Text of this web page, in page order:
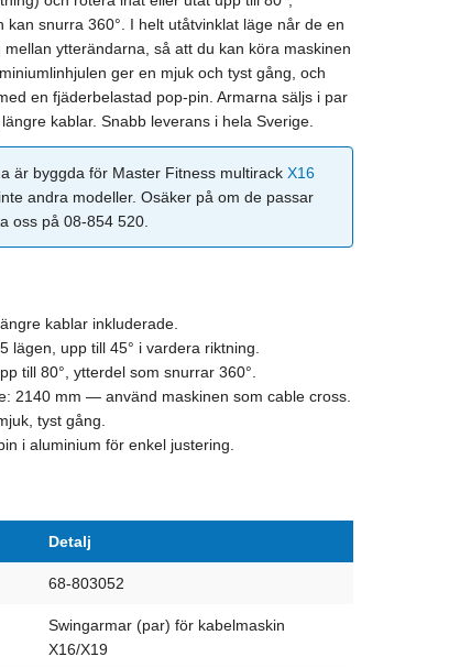
kan snurra 360°. I helt utåtvinklat läge når de en
ytterändarna, så att du kan köra maskinen
ger en mjuk och tyst gång, och
en fjäderbelastad pop-pin. Armarna säljs i par
kablar. Snabb leverans i hela Sverige.
är byggda för Master Fitness multirack X16
andra modeller. Osäker på om de passar
oss på 08-854 520.
kablar inkluderade.
lägen, upp till 45° i vardera riktning.
till 80°, ytterdel som snurrar 360°.
2140 mm — använd maskinen som cable cross.
tyst gång.
i aluminium för enkel justering.
Detalj
68-803052
Swingarmar (par) för kabelmaskin
X16/X19